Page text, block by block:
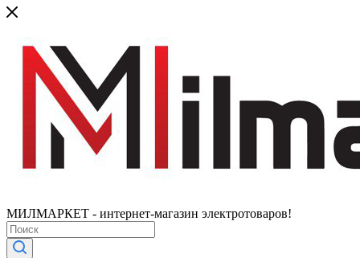
МИЛМАРКЕТ - интернет-магазин электротоваров!